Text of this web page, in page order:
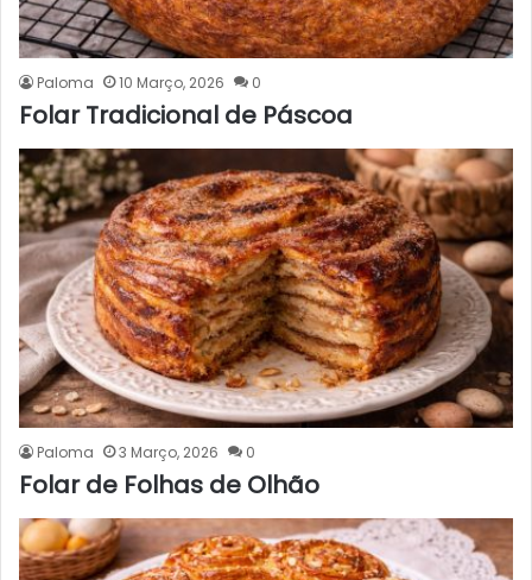
Paloma 10 Março, 2026 0
Folar Tradicional de Páscoa
Paloma 3 Março, 2026 0
Folar de Folhas de Olhão